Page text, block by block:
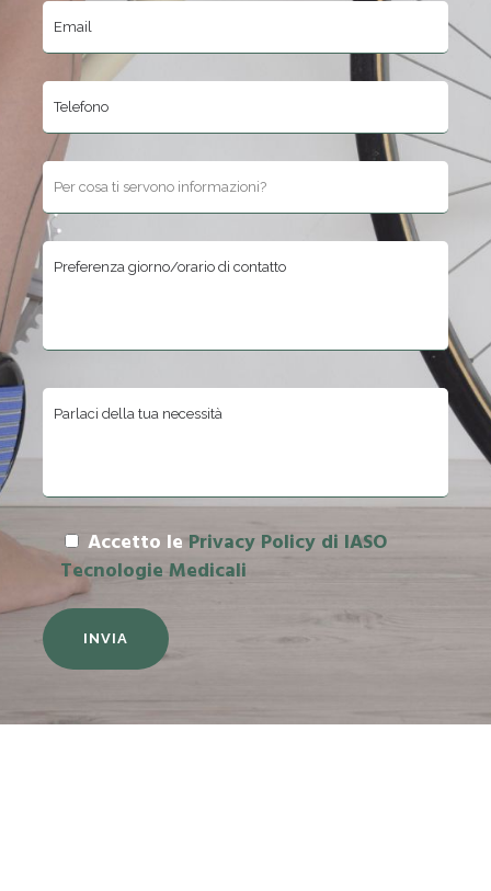
Accetto le Privacy Policy di IASO
Tecnologie Medicali